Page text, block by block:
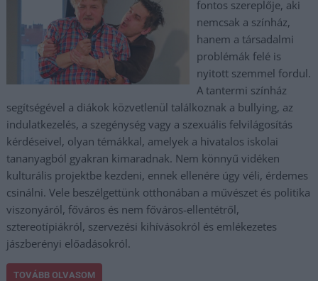
fontos szereplője, aki
nemcsak a színház,
hanem a társadalmi
problémák felé is
nyitott szemmel fordul.
A tantermi színház
segítségével a diákok közvetlenül találkoznak a bullying, az
indulatkezelés, a szegénység vagy a szexuális felvilágosítás
kérdéseivel, olyan témákkal, amelyek a hivatalos iskolai
tananyagból gyakran kimaradnak. Nem könnyű vidéken
kulturális projektbe kezdeni, ennek ellenére úgy véli, érdemes
csinálni. Vele beszélgettünk otthonában a művészet és politika
viszonyáról, főváros és nem főváros-ellentétről,
sztereotípiákról, szervezési kihívásokról és emlékezetes
jászberényi előadásokról.
TOVÁBB OLVASOM